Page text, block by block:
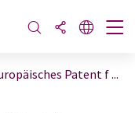
Patent f ...